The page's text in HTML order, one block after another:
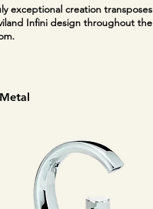
exceptional creation transposes
Infini design throughout the